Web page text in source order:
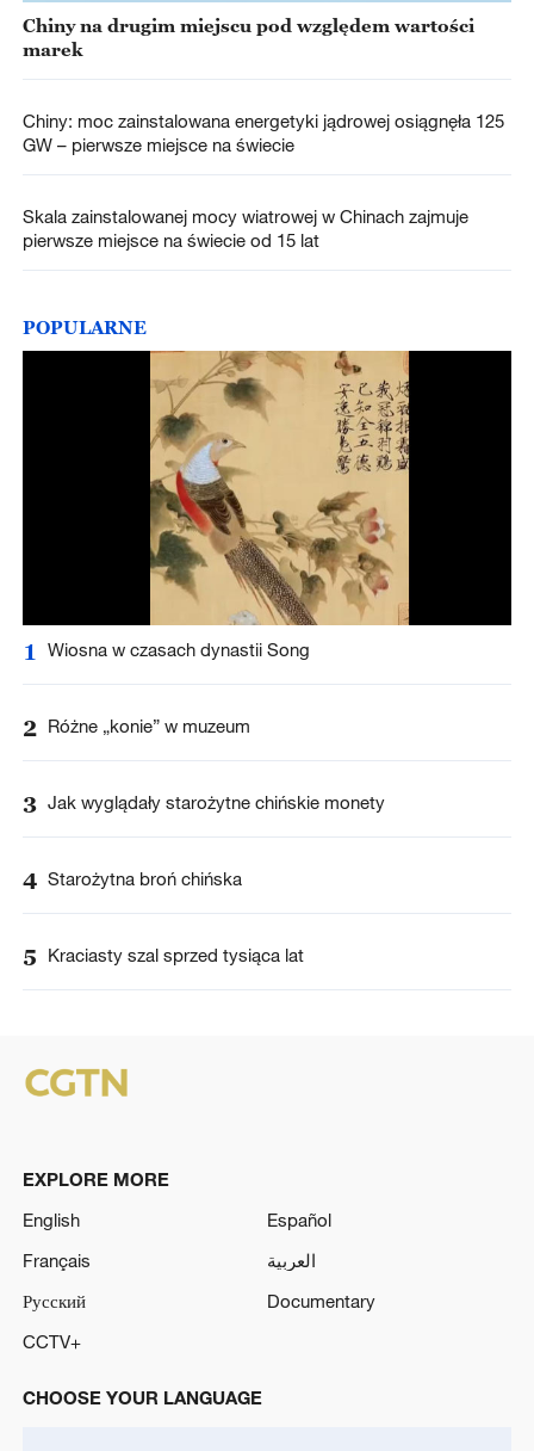
Chiny na drugim miejscu pod względem wartości
marek
Chiny: moc zainstalowana energetyki jądrowej osiągnęła 125
GW – pierwsze miejsce na świecie
Skala zainstalowanej mocy wiatrowej w Chinach zajmuje
pierwsze miejsce na świecie od 15 lat
POPULARNE
1 Wiosna w czasach dynastii Song
2 Różne „konie” w muzeum
3 Jak wyglądały starożytne chińskie monety
4 Starożytna broń chińska
5 Kraciasty szal sprzed tysiąca lat
EXPLORE MORE
English
Español
Français
العربية
Русский
Documentary
CCTV+
CHOOSE YOUR LANGUAGE